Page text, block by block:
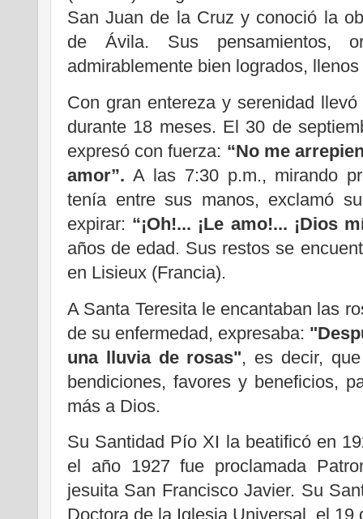
San Juan de la Cruz y conoció la
de Ávila. Sus pensamientos,
admirablemente bien logrados,
Con gran entereza y serenidad
durante 18 meses. El 30 de
expresó con fuerza: “No me
amor”. A las 7:30 p.m., mirando
tenía entre sus manos, exclamó
expirar: “¡Oh!... ¡Le amo!... ¡Dios
años de edad. Sus restos se
en Lisieux (Francia).
A Santa Teresita le encantaban las
de su enfermedad, expresaba:
una lluvia de rosas", es decir,
bendiciones, favores y beneficios,
más a Dios.
Su Santidad Pío XI la beatificó en
el año 1927 fue proclamada
jesuita San Francisco Javier. Su
Doctora de la Iglesia Universal, el 19